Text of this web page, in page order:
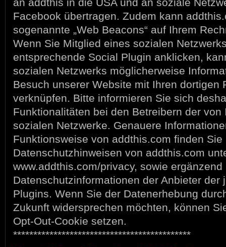
Facebook übertragen. Zudem kann
sogenannte „Web Beacons“ auf Ihrem
Wenn Sie Mitglied eines sozialen
entsprechende Social Plugin anklicken,
sozialen Netzwerks möglicherweise
Besuch unserer Website mit Ihren dortigen
verknüpfen. Bitte informieren Sie sich
Funktionalitäten bei den Betreibern der von
sozialen Netzwerke. Genauere
Funktionsweise von addthis.com finden Sie
Datenschutzhinweisen von addthis.com
www.addthis.com/privacy, sowie ergänzend
Datenschutzinformationen der Anbieter der
Plugins. Wenn Sie der Datenerhebung
Zukunft widersprechen möchten, können
Opt-Out-Cookie setzen.
********************************************